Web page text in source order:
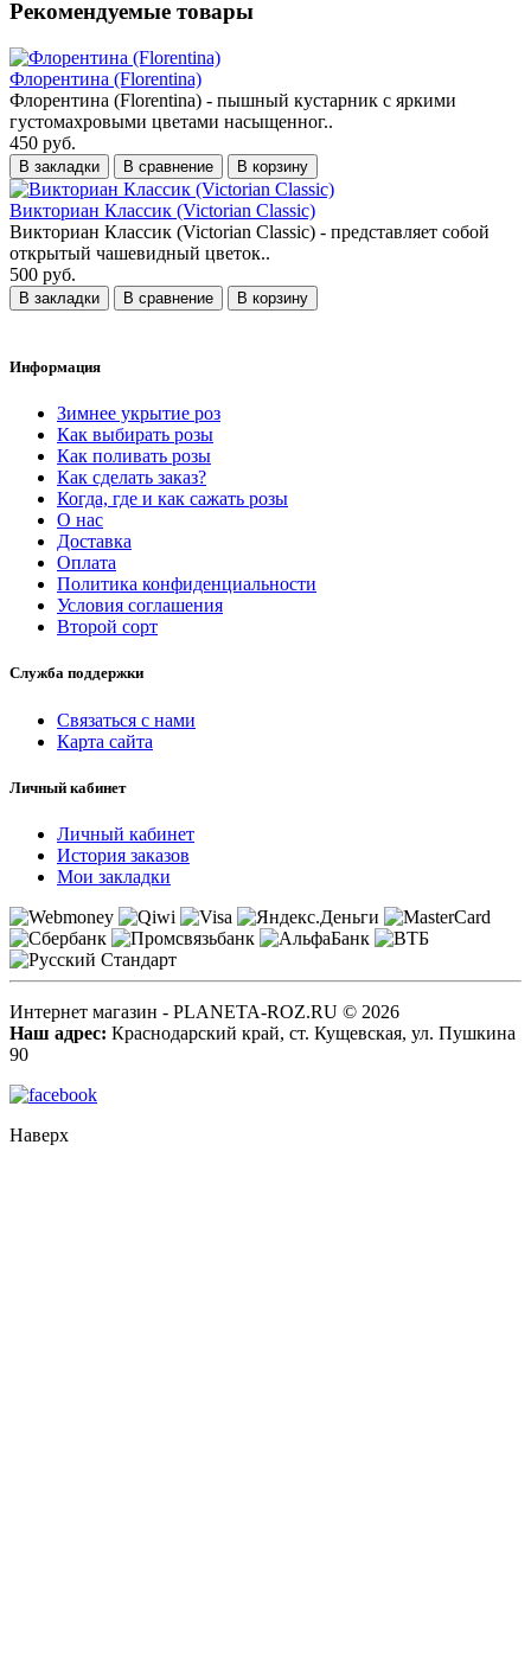
Рекомендуемые товары
Флорентина (Florentina)
Флорентина (Florentina) - пышный кустарник с яркими
густомахровыми цветами насыщенног..
450 руб.
В закладки В сравнение В корзину
Викториан Классик (Victorian Classic)
Викториан Классик (Victorian Classic) - представляет собой
открытый чашевидный цветок..
500 руб.
В закладки В сравнение В корзину
Информация
Зимнее укрытие роз
Как выбирать розы
Как поливать розы
Как сделать заказ?
Когда, где и как сажать розы
О нас
Доставка
Оплата
Политика конфиденциальности
Условия соглашения
Второй сорт
Служба поддержки
Связаться с нами
Карта сайта
Личный кабинет
Личный кабинет
История заказов
Мои закладки
Интернет магазин - PLANETA-ROZ.RU © 2026
Наш адрес: Краснодарский край, ст. Кущевская, ул. Пушкина
90
Наверх